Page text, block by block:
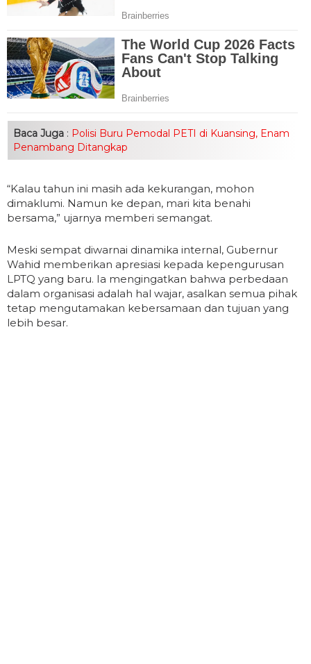
Baca Juga : Polisi Buru Pemodal PETI di Kuansing, Enam
Penambang Ditangkap
“Kalau tahun ini masih ada kekurangan, mohon
dimaklumi. Namun ke depan, mari kita benahi
bersama,” ujarnya memberi semangat.
Meski sempat diwarnai dinamika internal, Gubernur
Wahid memberikan apresiasi kepada kepengurusan
LPTQ yang baru. Ia mengingatkan bahwa perbedaan
dalam organisasi adalah hal wajar, asalkan semua pihak
tetap mengutamakan kebersamaan dan tujuan yang
lebih besar.